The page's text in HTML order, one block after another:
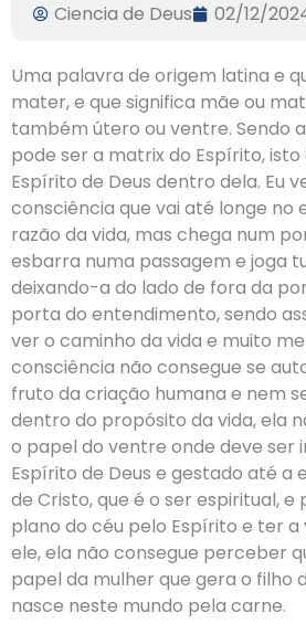
Ciencia de Deus 02/12/
Uma palavra de origem latina e
mater, e que significa mãe ou
também útero ou ventre. Sendo
pode ser a matrix do Espírito,
Espírito de Deus dentro dela. Eu
consciência que vai até longe no
razão da vida, mas chega num
esbarra numa passagem e joga
deixando-a do lado de fora da
porta do entendimento, sendo
ver o caminho da vida e muito
consciência não consegue se
fruto da criação humana e nem
dentro do propósito da vida, ela
o papel do ventre onde deve ser
Espírito de Deus e gestado até
de Cristo, que é o ser espiritual,
plano do céu pelo Espírito e ter
ele, ela não consegue perceber
papel da mulher que gera o filho
nasce neste mundo pela carne.